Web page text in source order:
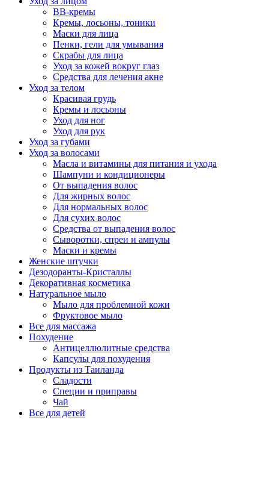
BB-кремы
Кремы, лосьоны, тоники
Маски для лица
Пенки, гели для умывания
Скрабы для лица
Уход за кожей вокруг глаз
Средства для лечения акне
Уход за телом
Красивая грудь
Кремы и лосьоны
Уход для ног
Уход для рук
Уход за губами
Уход за волосами
Масла и витамины для питания и ухода
Шампуни и кондиционеры
От выпадения волос
Для жирных волос
Для нормальных волос
Для сухих волос
Средства от выпадения волос
Сыворотки, спреи и ампулы
Маски и кремы
Женские штучки
Дезодоранты-Кристаллы
Декоративная косметика
Натуральное мыло
Мыло для проблемной кожи
Фруктовое мыло
Все для массажа
Похудение
Антицеллюлитные средства
Капсулы для похудения
Продукты из Таиланда
Сладости
Специи и приправы
Чай
Все для детей